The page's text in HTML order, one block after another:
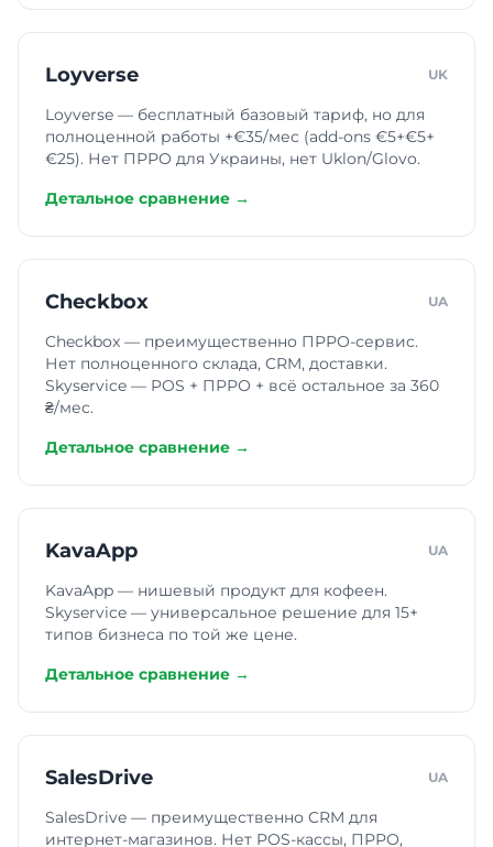
Loyverse UK
Loyverse — бесплатный базовый тариф, но для
полноценной работы +€35/мес (add-ons €5+€5+
€25). Нет ПРРО для Украины, нет Uklon/Glovo.
Детальное сравнение →
Checkbox UA
Checkbox — преимущественно ПРРО-сервис.
Нет полноценного склада, CRM, доставки.
Skyservice — POS + ПРРО + всё остальное за 360
₴/мес.
Детальное сравнение →
KavaApp UA
KavaApp — нишевый продукт для кофеен.
Skyservice — универсальное решение для 15+
типов бизнеса по той же цене.
Детальное сравнение →
SalesDrive UA
SalesDrive — преимущественно CRM для
интернет-магазинов. Нет POS-кассы, ПРРО,